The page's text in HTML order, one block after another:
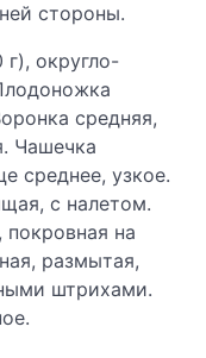
стороны.
округло-
средняя,
Чашечка
среднее, узкое.
с налетом.
покровная на
размытая,
штрихами.